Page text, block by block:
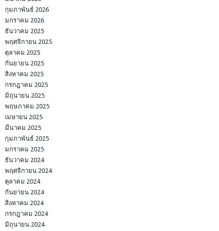
กุมภาพันธ์ 2026
มกราคม 2026
ธันวาคม 2025
พฤศจิกายน 2025
ตุลาคม 2025
กันยายน 2025
สิงหาคม 2025
กรกฎาคม 2025
มิถุนายน 2025
พฤษภาคม 2025
เมษายน 2025
มีนาคม 2025
กุมภาพันธ์ 2025
มกราคม 2025
ธันวาคม 2024
พฤศจิกายน 2024
ตุลาคม 2024
กันยายน 2024
สิงหาคม 2024
กรกฎาคม 2024
มิถุนายน 2024